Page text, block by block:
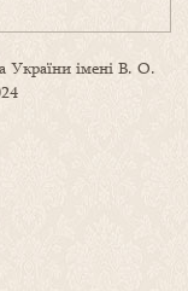
України імені В. О.